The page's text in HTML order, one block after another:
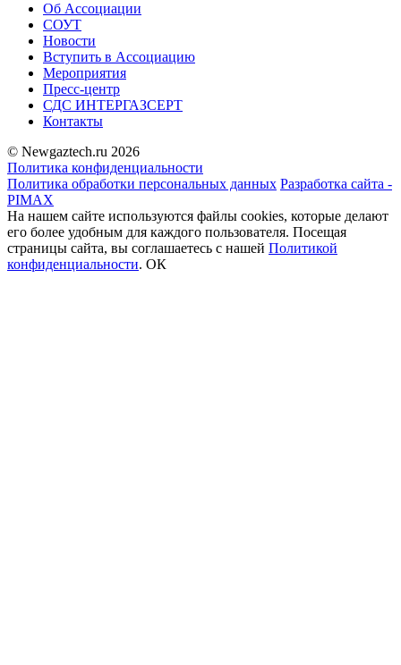
Об Ассоциации
СОУТ
Новости
Вступить в Ассоциацию
Мероприятия
Пресс-центр
СДС ИНТЕРГАЗСЕРТ
Контакты
© Newgaztech.ru 2026
Политика конфиденциальности
Политика обработки персональных данных Разработка сайта -
PIMAX
На нашем сайте используются файлы cookies, которые делают
его более удобным для каждого пользователя. Посещая
страницы сайта, вы соглашаетесь c нашей Политикой
конфиденциальности. ОК